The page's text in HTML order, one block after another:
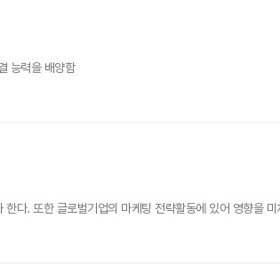
능력을 배양함
다. 또한 글로벌기업의 마케팅 전략활동에 있어 영향을